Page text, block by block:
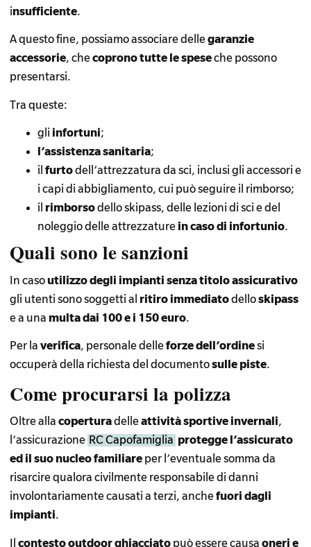
insufficiente.
A questo fine, possiamo associare dellegaranzie
accessorie, checoprono tutte le speseche possono
presentarsi.
Tra queste:
gli infortuni;
l’assistenza sanitaria;
il furtodell’attrezzatura da sci, inclusi gli accessori e
i capi di abbigliamento, cui può seguire il rimborso;
il rimborsodello skipass, delle lezioni di sci e del
noleggio delle attrezzature in caso di infortunio.
Quali sono le sanzioni
In caso utilizzo degli impianti senza titolo assicurativo
gli utenti sono soggetti al ritiro immediatodelloskipass
e a una multa dai 100 e i 150 euro.
Per la verifica, personale delleforze dell’ordinesi
occuperà della richiesta del documentosulle piste.
Come procurarsi la polizza
Oltre alla coperturadelleattività sportive invernali,
l’assicurazione RC Capofamiglia protegge l’assicurato
ed il suo nucleo familiareper l’eventuale somma da
risarcire qualora civilmente responsabile di danni
involontariamente causati a terzi, anchefuori dagli
impianti.
contesto outdoor ghiacciatopuò essere causa oneri e